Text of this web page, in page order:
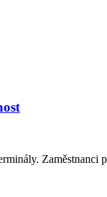
Zaměstnanci